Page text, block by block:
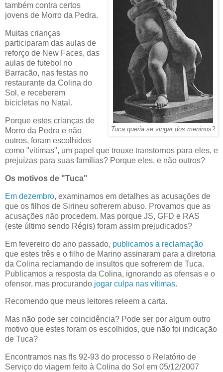
Tuca queria se vingar dos meninos?
também contra certos
jovens de Morro da Pedra.
Muitas crianças
participaram das aulas de
reforço de New Faces, das
aulas de futebol no
Barracão, nas festas no
restaurante da Colina do
Sol, e receberem
bicicletas no Natal.
Porque estes crianças de
Morro da Pedra e não
outros, foram escolhidos
como "vitimas", um papel que trouxe transtornos para eles, e
prejuízas para suas famílias? Porque eles, e não outros?
Os motivos de "Tuca"
Em dezembro, examinamos em detalhes as acusações de
que os filhos de Sirineu sofrerem abuso. Provamos que as
acusações não procedem. Mas porque JS, GFD e RAS
(este último sendo Régis) foram assim prejudicados?
Em fevereiro do ano passado, publicamos a reclamação
que estes três e o filho de Marino assinaram para a diretoria
da Colina reclamando de insultos que sofrerem de Tuca.
Publicamos a resposta da Colina, ignorando as ofensas e o
ofensor, mas procurando jogar culpa nas vítimas.
Recomendo que meus leitores releem a carta.
Mas não pode ser coincidência? Pode ser por algum outro
motivo que estes foram os escolhidos, que não foi indicação
de Tuca?
Encontramos nas fls 92-93 do processo o Relatório de
Serviço do viagem feito à Colina do Sol em 05/12/2007